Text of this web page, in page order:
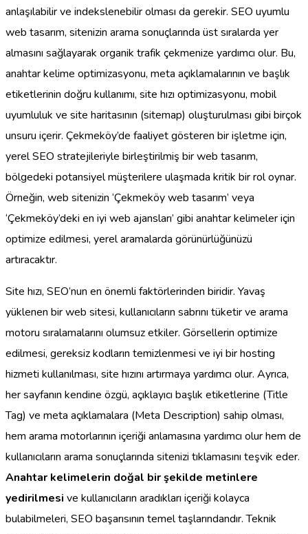
anlaşılabilir ve indekslenebilir olması da gerekir. SEO uyumlu
web tasarım, sitenizin arama sonuçlarında üst sıralarda yer
almasını sağlayarak organik trafik çekmenize yardımcı olur. Bu,
anahtar kelime optimizasyonu, meta açıklamalarının ve başlık
etiketlerinin doğru kullanımı, site hızı optimizasyonu, mobil
uyumluluk ve site haritasının (sitemap) oluşturulması gibi birçok
unsuru içerir. Çekmeköy’de faaliyet gösteren bir işletme için,
yerel SEO stratejileriyle birleştirilmiş bir web tasarım,
bölgedeki potansiyel müşterilere ulaşmada kritik bir rol oynar.
Örneğin, web sitenizin ‘Çekmeköy web tasarım’ veya
‘Çekmeköy’deki en iyi web ajansları’ gibi anahtar kelimeler için
optimize edilmesi, yerel aramalarda görünürlüğünüzü
artıracaktır.
Site hızı, SEO’nun en önemli faktörlerinden biridir. Yavaş
yüklenen bir web sitesi, kullanıcıların sabrını tüketir ve arama
motoru sıralamalarını olumsuz etkiler. Görsellerin optimize
edilmesi, gereksiz kodların temizlenmesi ve iyi bir hosting
hizmeti kullanılması, site hızını artırmaya yardımcı olur. Ayrıca,
her sayfanın kendine özgü, açıklayıcı başlık etiketlerine (Title
Tag) ve meta açıklamalara (Meta Description) sahip olması,
hem arama motorlarının içeriği anlamasına yardımcı olur hem de
kullanıcıların arama sonuçlarında sitenizi tıklamasını teşvik eder.
Anahtar kelimelerin doğal bir şekilde metinlere
yedirilmesi ve kullanıcıların aradıkları içeriği kolayca
bulabilmeleri, SEO başarısının temel taşlarındandır. Teknik